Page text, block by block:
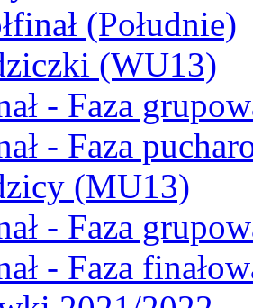
(Południe)
(WU13)
- Faza
- Faza
(MU13)
- Faza
- Faza